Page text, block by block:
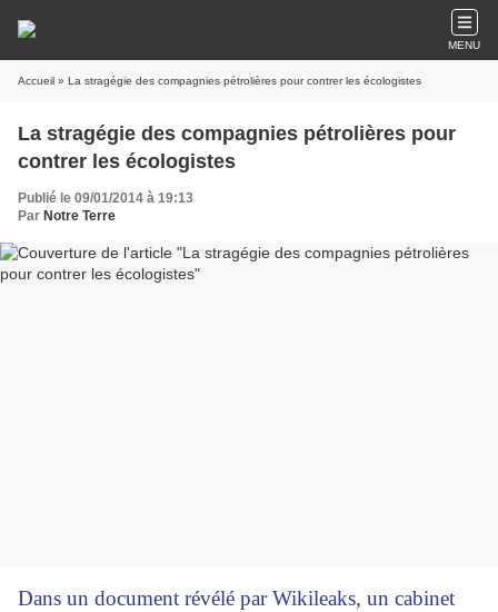
MENU
Accueil » La stragégie des compagnies pétrolières pour contrer les écologistes
La stragégie des compagnies pétrolières pour
contrer les écologistes
Publié le 09/01/2014 à 19:13
Par Notre Terre
Dans un document révélé par Wikileaks, un cabinet